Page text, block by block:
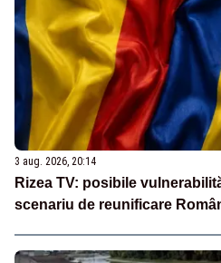
3 aug. 2026, 20:14
Rizea TV: posibile
scenariu de reunificare